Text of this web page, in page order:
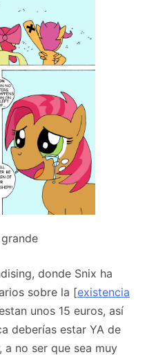
donde Snix ha
sobre la [existencia
unos 15 euros, así
deberías estar YA de
no ser que sea muy